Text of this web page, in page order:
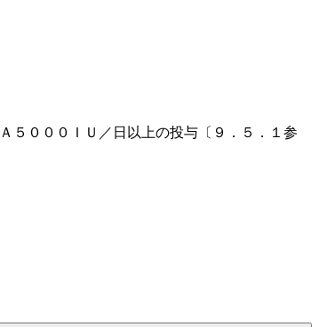
５０００ＩＵ／日以上の投与〔９．５．１参